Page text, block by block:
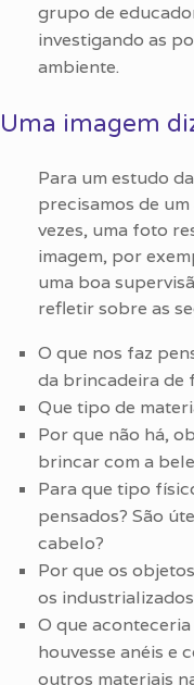
grupo de
investigando as
ambiente.
Uma imagem
Para um estudo
precisamos de
vezes, uma foto
imagem, por
uma boa
refletir sobre as
O que nos faz
da brincadeira de
Que tipo de
Por que não há,
brincar com a
Para que tipo
pensados? São
cabelo?
Por que os
os
O que aconteceria
houvesse anéis e
outros materiais